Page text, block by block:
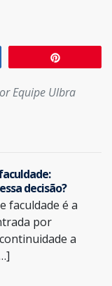
Equipe Ulbra
decisão?
faculdade é a
por
a